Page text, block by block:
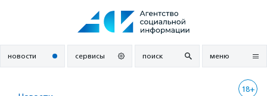
новости сервисы поиск меню
18+